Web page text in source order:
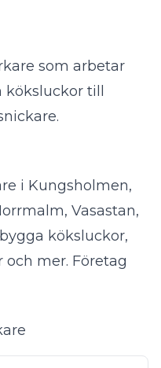
som arbetar
till
.
i Kungsholmen,
Vasastan,
köksluckor,
mer. Företag